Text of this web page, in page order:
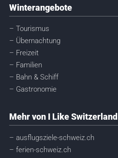
Winterangebote
– Tourismus
– Übernachtung
– Freizeit
– Familien
– Bahn & Schiff
– Gastronomie
Mehr von I Like Switzerland
– ausflugsziele-schweiz.ch
– ferien-schweiz.ch